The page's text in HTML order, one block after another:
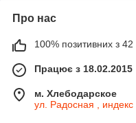
Про нас
100% позитивних з 42
Працює з 18.02.2015
м. Хлебодарское
ул. Радосная ,